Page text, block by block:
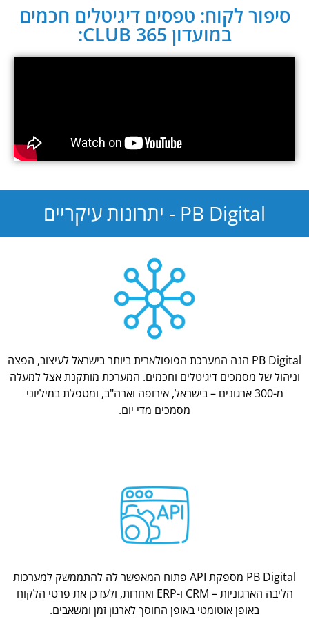
סיפור לקוח: טפסים דיגיטלים חכמים
במועדון CLUB 365:
PB Digital - יתרונות עיקריים
PB Digital הנה המערכת הפופולארית ביותר בישראל לעיצוב, הפצה
וניהול של מסמכים דיגיטלים וחכמים. המערכת מותקנת אצל למעלה
מ-300 ארגונים – בישראל, אירופה וארה"ב, ומטפלת במיליוני
מסמכים מדי יום.
PB Digital מספקת API פתוח המאפשר לה להתממשק למערכות
הליבה הארגוניות – CRM ו-ERP ואחרות, ולעדכן את פרטי הלקוח
באופן אוטומטי באופן החוסך לארגון זמן ומשאבים.